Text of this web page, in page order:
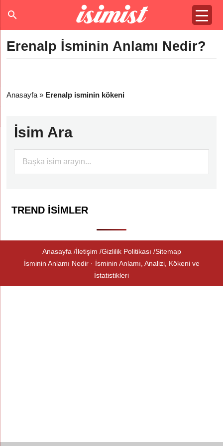
Erenalp İsminin Anlamı Nedir?
Anasayfa » Erenalp isminin kökeni
İsim Ara
TREND İSIMLER
Anasayfa İletişim Gizlilik Politikası Sitemap
İsminin Anlamı Nedir · İsminin Anlamı, Analizi, Kökeni ve
İstatistikleri